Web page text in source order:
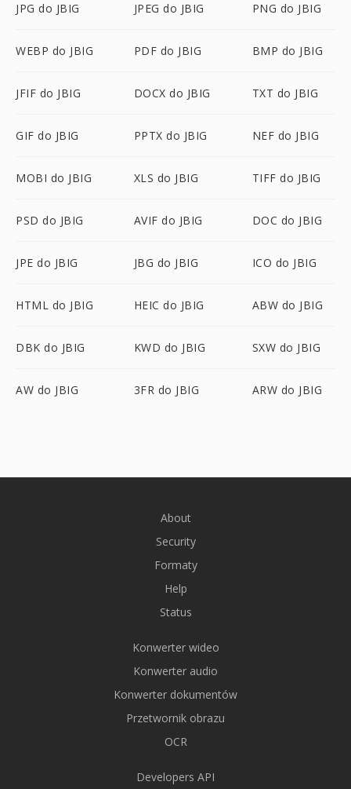
JPG do JBIG JPEG do JBIG PNG do JBIG
WEBP do JBIG PDF do JBIG BMP do JBIG
JFIF do JBIG DOCX do JBIG TXT do JBIG
GIF do JBIG PPTX do JBIG NEF do JBIG
MOBI do JBIG XLS do JBIG TIFF do JBIG
PSD do JBIG AVIF do JBIG DOC do JBIG
JPE do JBIG JBG do JBIG ICO do JBIG
HTML do JBIG HEIC do JBIG ABW do JBIG
DBK do JBIG KWD do JBIG SXW do JBIG
AW do JBIG 3FR do JBIG ARW do JBIG
About
Security
Formaty
Help
Status
Konwerter wideo
Konwerter audio
Konwerter dokumentów
Przetwornik obrazu
OCR
Developers API